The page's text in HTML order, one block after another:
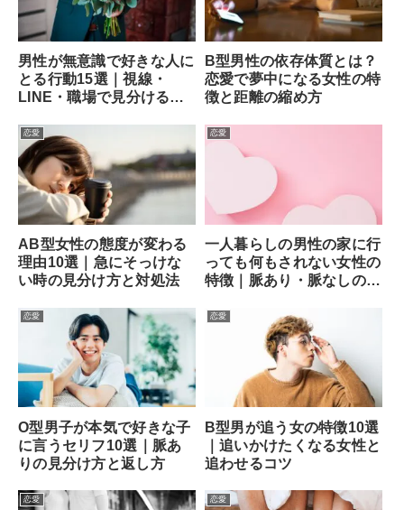
男性が無意識で好きな人に
とる行動15選｜視線・
LINE・職場で見分ける方
B型男性の依存体質とは？
恋愛で夢中になる女性の特
徴と距離の縮め方
恋愛
AB型女性の態度が変わる
理由10選｜急にそっけな
い時の見分け方と対処法
恋愛
一人暮らしの男性の家に行
っても何もされない女性の
特徴｜脈あり・脈なしの見
恋愛
O型男子が本気で好きな子
に言うセリフ10選｜脈あ
りの見分け方と返し方
恋愛
B型男が追う女の特徴10選
｜追いかけたくなる女性と
追わせるコツ
恋愛 恋愛